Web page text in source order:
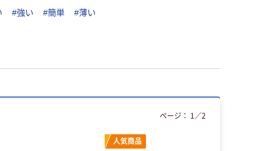
#強い #簡単 #薄い
人気商品
ページ： 1 ／2